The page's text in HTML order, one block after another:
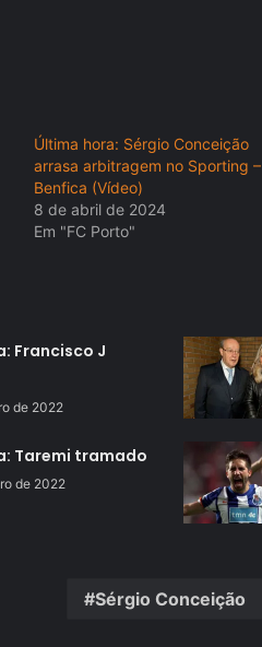
Última hora: Sérgio Conceição
arrasa arbitragem no Sporting –
Benfica (Vídeo)
8 de abril de 2024
Em "FC Porto"
Francisco J
de 2022
Taremi tramado
de 2022
Sérgio Conceição